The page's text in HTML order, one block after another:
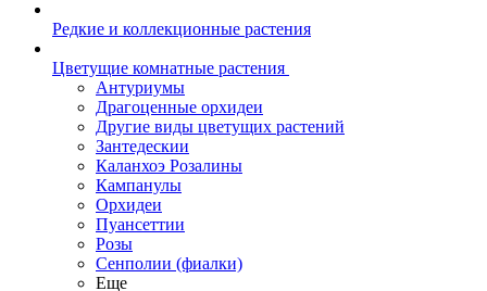
Редкие и коллекционные растения
Цветущие комнатные растения
Антуриумы
Драгоценные орхидеи
Другие виды цветущих растений
Зантедескии
Каланхоэ Розалины
Кампанулы
Орхидеи
Пуансеттии
Розы
Сенполии (фиалки)
Еще